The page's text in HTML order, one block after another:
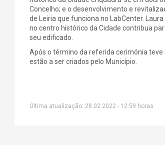
Concelho; e o desenvolvimento e
de Leiria que funciona no LabCenter.
no centro histórico da Cidade contribua
seu edificado.
Após o término da referida cerimónia
estão a ser criados pelo Município.
Última atualização: 28.02.2022 - 12:59 horas